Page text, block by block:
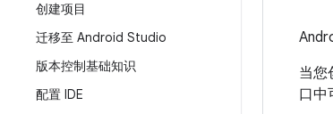
创建项目
迁移至 Android Studio
版本控制基础知识
配置 IDE
当您
口中